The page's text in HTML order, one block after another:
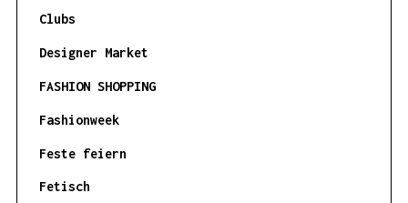
Clubs
Designer Market
FASHION SHOPPING
Fashionweek
Feste feiern
Fetisch